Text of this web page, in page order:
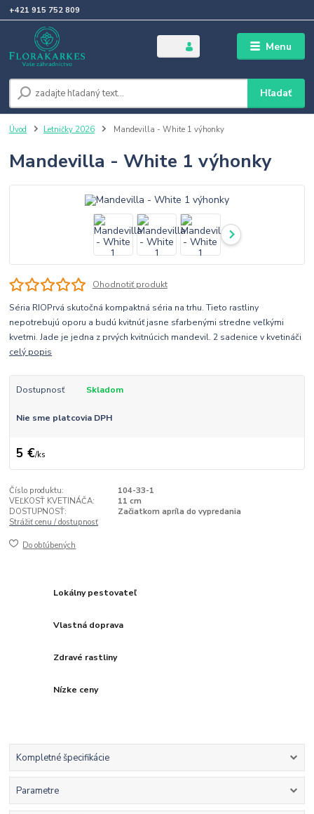
Menu
Hľadať
+421 915 752 809
Úvod Letničky 2026 Mandevilla - White 1 výhonky
Mandevilla - White 1 výhonky
Ohodnotiť produkt
Séria RIOPrvá skutočná kompaktná séria na trhu. Tieto rastliny
nepotrebujú oporu a budú kvitnúť jasne sfarbenými stredne veľkými
kvetmi. Jade je jedna z prvých kvitnúcich mandevil. 2 sadenice v kvetináči
celý popis
Dostupnosť Skladom
Nie sme platcovia DPH
5 €/ks
Číslo produktu:
104-33-1
VEĽKOSŤ KVETINÁČA:
11 cm
DOSTUPNOSŤ:
Začiatkom apríla do vypredania
Strážiť cenu / dostupnosť
Do obľúbených
Lokálny pestovateľ
Vlastná doprava
Zdravé rastliny
Nízke ceny
Kompletné špecifikácie
Parametre